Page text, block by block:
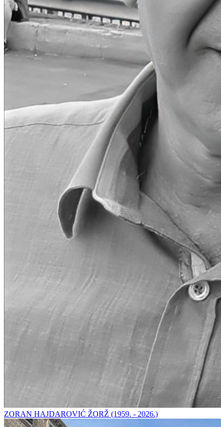
ZORAN HAJDAROVIĆ ŽORŽ (1959. - 2026.)